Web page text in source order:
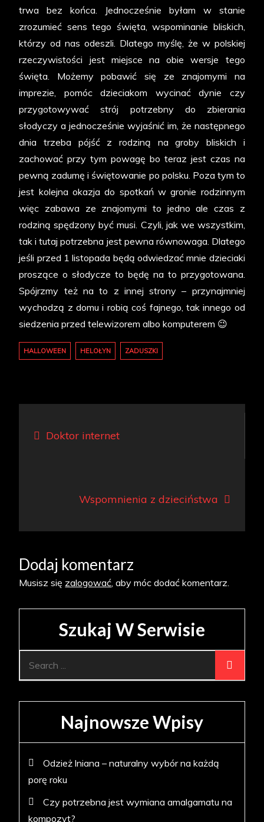
trwa bez końca. Jednocześnie byłam w stanie
zrozumieć sens tego święta, wspominanie bliskich,
którzy od nas odeszli. Dlatego myślę, że w polskiej
rzeczywistości jest miejsce na obie wersje tego
święta. Możemy pobawić się ze znajomymi na
imprezie, pomóc dzieciakom wycinać dynie czy
przygotowywać strój potrzebny do zbierania
słodyczy a jednocześnie wyjaśnić im, że następnego
dnia trzeba pójść z rodziną na groby bliskich i
zachować przy tym powagę bo teraz jest czas na
pewną zadumę i świętowanie po polsku. Poza tym to
jest kolejna okazja do spotkań w gronie rodzinnym
więc zabawa ze znajomymi to jedno ale czas z
rodziną spędzony być musi. Czyli, jak we wszystkim,
tak i tutaj potrzebna jest pewna równowaga. Dlatego
jeśli przed 1 listopada będą odwiedzać mnie dzieciaki
proszące o słodycze to będę na to przygotowana.
Spójrzmy też na to z innej strony – przynajmniej
wychodzą z domu i robią coś fajnego, tak innego od
siedzenia przed telewizorem albo komputerem 😉
HALLOWEEN HELOŁYN ZADUSZKI
Doktor internet
Wspomnienia z dzieciństwa
Dodaj komentarz
Musisz się zalogować , aby móc dodać komentarz.
Szukaj W Serwisie
Najnowsze Wpisy
Odzież lniana – naturalny wybór na każdą
porę roku
Czy potrzebna jest wymiana amalgamatu na
kompozyt?